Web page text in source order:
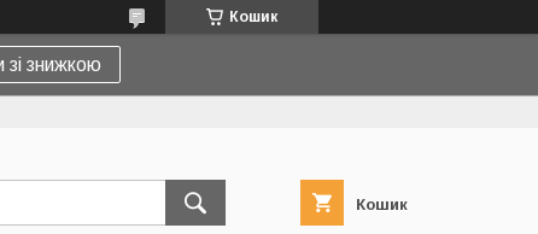
Кошик
зі знижкою
Кошик